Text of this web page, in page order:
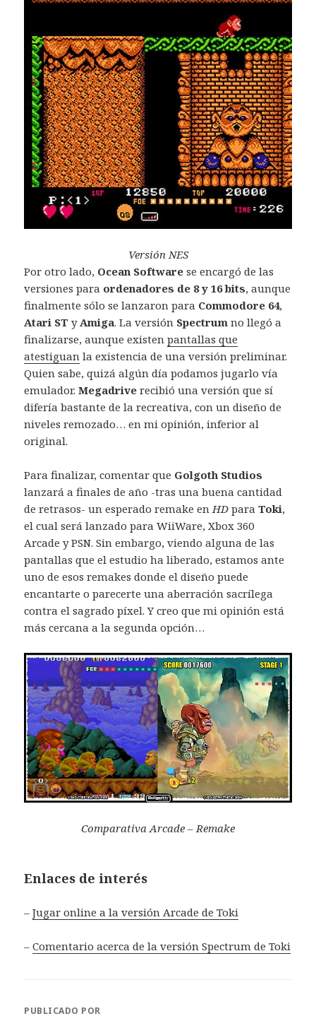
Versión NES
Por otro lado, Ocean Software se encargó de las
versiones para ordenadores de 8 y 16 bits, aunque
finalmente sólo se lanzaron para Commodore 64,
Atari ST y Amiga. La versión Spectrum no llegó a
finalizarse, aunque existenpantallas que
atestiguan la existencia de una versión preliminar.
Quien sabe, quizá algún día podamos jugarlo vía
emulador.Megadrive recibió una versión que sí
difería bastante de la recreativa, con un diseño de
niveles remozado… en mi opinión, inferior al
original.
Para finalizar, comentar que Golgoth Studios
lanzará a finales de año -tras una buena cantidad
de retrasos- un esperado remake en HD paraToki,
el cual será lanzado para WiiWare, Xbox 360
Arcade y PSN. Sin embargo, viendo alguna de las
pantallas que el estudio ha liberado, estamos ante
uno de esos remakes donde el diseño puede
encantarte o parecerte una aberración sacrílega
contra el sagrado píxel. Y creo que mi opinión está
más cercana a la segunda opción…
Comparativa Arcade – Remake
Enlaces de interés
–Jugar online a la versión Arcade de Toki
–Comentario acerca de la versión Spectrum de Toki
PUBLICADO POR